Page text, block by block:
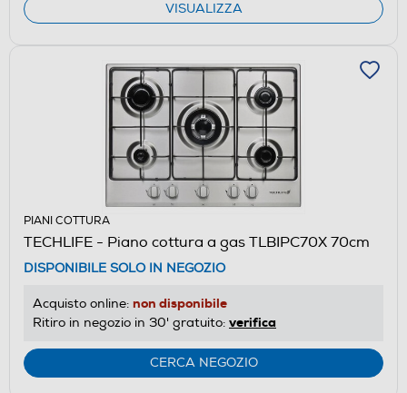
VISUALIZZA
PIANI COTTURA
TECHLIFE - Piano cottura a gas TLBIPC70X 70cm
DISPONIBILE SOLO IN NEGOZIO
Acquisto online: non disponibile
Ritiro in negozio in 30' gratuito: verifica
CERCA NEGOZIO